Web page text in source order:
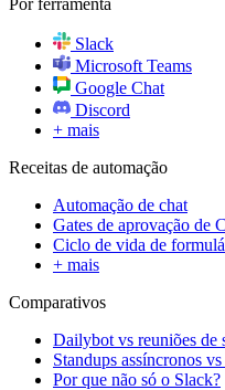
Por ferramenta
Slack
Microsoft Teams
Google Chat
Discord
+ mais
Receitas de automação
Automação de chat
Gates de aprovação de
Ciclo de vida de
+ mais
Comparativos
Dailybot vs reuniões de
Standups assíncronos
Por que não só o Slack?